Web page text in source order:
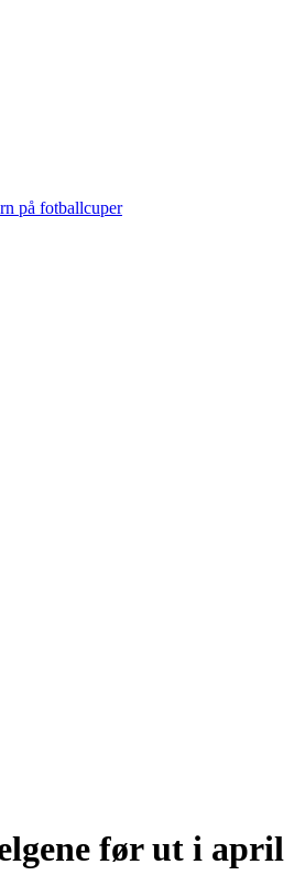
på fotballcuper
før ut i april